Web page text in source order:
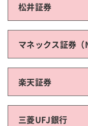
松井証券
マネックス証券（
楽天証券
三菱UFJ銀行